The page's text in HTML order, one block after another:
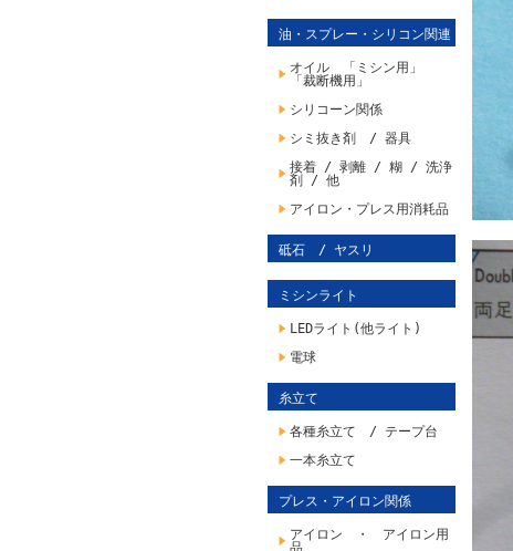
油・スプレー・シリコン関連
オイル 「ミシン用」
「裁断機用」
シリコーン関係
シミ抜き剤 / 器具
接着 / 剥離 / 糊 / 洗浄
剤 / 他
アイロン・プレス用消耗品
砥石 / ヤスリ
ミシンライト
LEDライト(他ライト)
電球
糸立て
各種糸立て / テープ台
一本糸立て
プレス・アイロン関係
アイロン ・ アイロン用
品